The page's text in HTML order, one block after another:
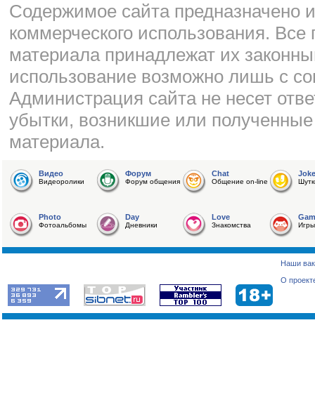
Cодержимое сайта предназначено
коммерческого использования.
материала принадлежат их
использование возможно лишь с
Администрация сайта не несет
убытки, возникшие или
материала.
Видео
Видеоролики
Форум
Форум общения
Chat
Общение on-line
Joke
Photo
Фотоальбомы
Day
Дневники
Love
Знакомства Игры
Наши
О